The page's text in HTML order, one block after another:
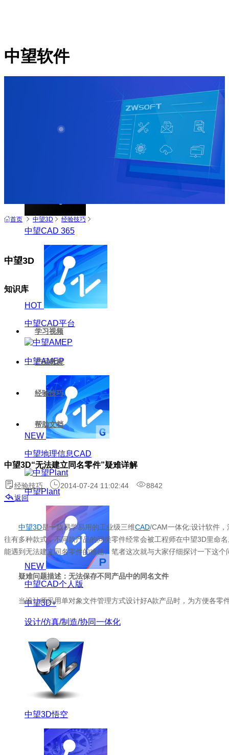
中望软件
从工具到平台 打造行业解决方案
中望CAD 365
HOT
中望CAD平台
中望AMEP
NEW
中望地理信息CAD
中望Plant
NEW
中望CAD个人版
中望3D+
设计/仿真/制造/协同一体化
中望3D悟空
首页 中望3D 经验技巧
中望3D
知识库
学习视频
产品教程
经验技巧
帮助文档
中望3D“无法建立同名零件”疑难详解
经验技巧 2014-07-24 11:02:44
8842
返回
中望3D是一款易学易用的工业级三维CAD/CAM一体化:设计软件
往有多种款式，不同款产品的同类零件经常会被工程师在中望3D里命
能遇到无法建立同名零件的难题。笔者这次就与大家仔细探讨一下这
疑难问题描述：无法保存不同产品中的同名文件
当设计师采用单对象文件管理方式设计好A款产品时，为方便各零